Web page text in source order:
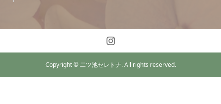
Copyright © 二ツ池セレトナ. All rights reserved.